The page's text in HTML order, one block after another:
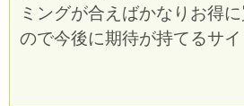
ミングが合えばかなりお得
ので今後に期待が持てるサイ